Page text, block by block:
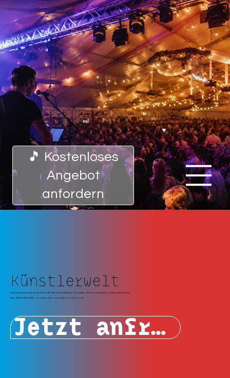
Mit uns spielt bei dir die Musik!
🎵 Kostenloses
Angebot
anfordern
Künstlerwelt
Exklusiv betreute Livebands, DJs und Entertainment-Acts für Hochzeiten, Festivals, Firmenfeiern und große Bühnen.
Über 300 Künstler & Acts – professionell organisiert aus einer Hand.
Jetzt anfragen